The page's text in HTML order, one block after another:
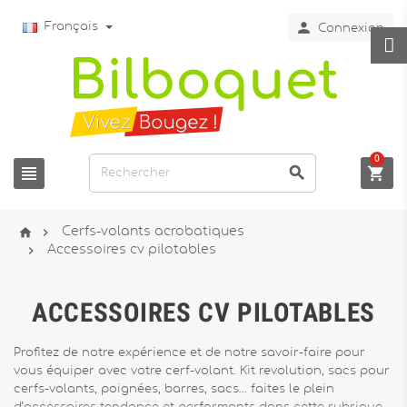
Français  Connexion
  
0
  Cerfs-volants acrobatiques
 Accessoires cv pilotables
ACCESSOIRES CV PILOTABLES
Profitez de notre expérience et de notre savoir-faire pour
vous équiper avec votre cerf-volant. Kit revolution, sacs pour
cerfs-volants, poignées, barres, sacs… faites le plein